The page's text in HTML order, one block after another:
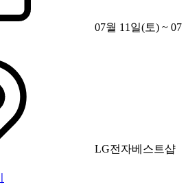
07월 11일(토) ~ 07
LG전자베스트샵